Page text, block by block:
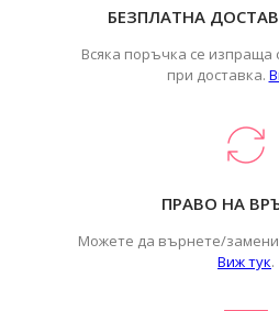
БЕЗПЛАТНА
Всяка поръчка се изпраща
при доставка.
ПРАВО НА
Можете да върнете/
Виж тук.